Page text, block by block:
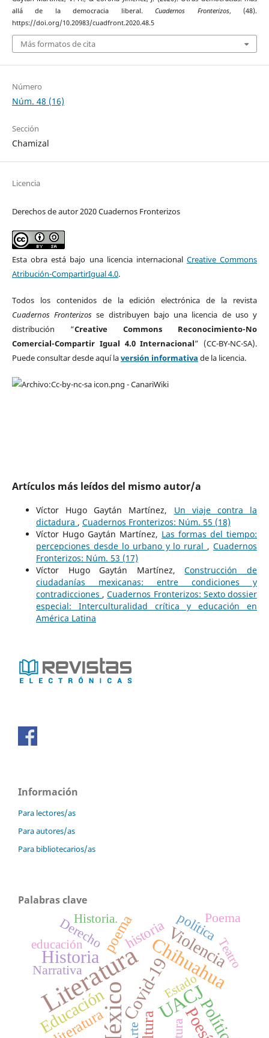
allá de la democracia liberal.Cuadernos Fronterizos, (48).
https://doi.org/10.20983/cuadfront.2020.48.5
Más formatos de cita
Número
Núm. 48 (16)
Sección
Chamizal
Licencia
Derechos de autor 2020 Cuadernos Fronterizos
Esta obra está bajo una licencia internacional Creative Commons
Atribución-CompartirIgual 4.0.
Todos los contenidos de la edición electrónica de la revista
Cuadernos Fronterizos se distribuyen bajo una licencia de uso y
distribución “Creative Commons Reconocimiento-No
Comercial-Compartir Igual 4.0 Internacional” (CC-BY-NC-SA).
Puede consultar desde aquí laversión informativa de la licencia.
Artículos más leídos del mismo autor/a
Víctor Hugo Gaytán Martínez, Un viaje contra la
dictadura , Cuadernos Fronterizos: Núm. 55 (18)
Víctor Hugo Gaytán Martínez, Las formas del tiempo:
percepciones desde lo urbano y lo rural ,Cuadernos
Fronterizos: Núm. 53 (17)
Víctor Hugo Gaytán Martínez,Construcción de
ciudadanías mexicanas: entre condiciones y
contradicciones ,Cuadernos Fronterizos: Sexto dossier
especial: Interculturalidad crítica y educación en
América Latina
Información
Para lectores/as
Para autores/as
Para bibliotecarios/as
Palabras clave
Literatura
México UACJ
Chihuahua
Historia Covid-19
Poesía
Violencia
Educación Política
poema
literatura
política
historia Poema
Arte
Derecho
Narrativa Teatro
educación
Historia.
Estado